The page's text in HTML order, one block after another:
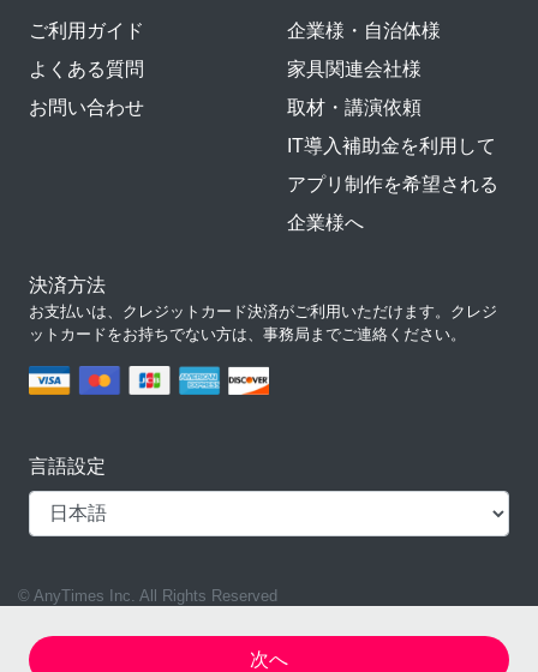
ご利用ガイド
よくある質問
お問い合わせ
企業様・自治体様
家具関連会社様
取材・講演依頼
IT導入補助金を利用して
アプリ制作を希望される
企業様へ
決済方法
お支払いは、クレジットカード決済がご利用いただけます。クレジ
ットカードをお持ちでない方は、事務局までご連絡ください。
言語設定
© AnyTimes Inc. All Rights Reserved